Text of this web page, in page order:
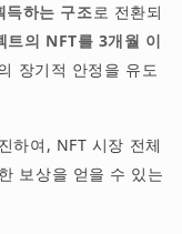
득하는 구조로 전환되
트의 NFT를 3개월 이
장기적 안정을 유도
하여, NFT 시장 전체
보상을 얻을 수 있는